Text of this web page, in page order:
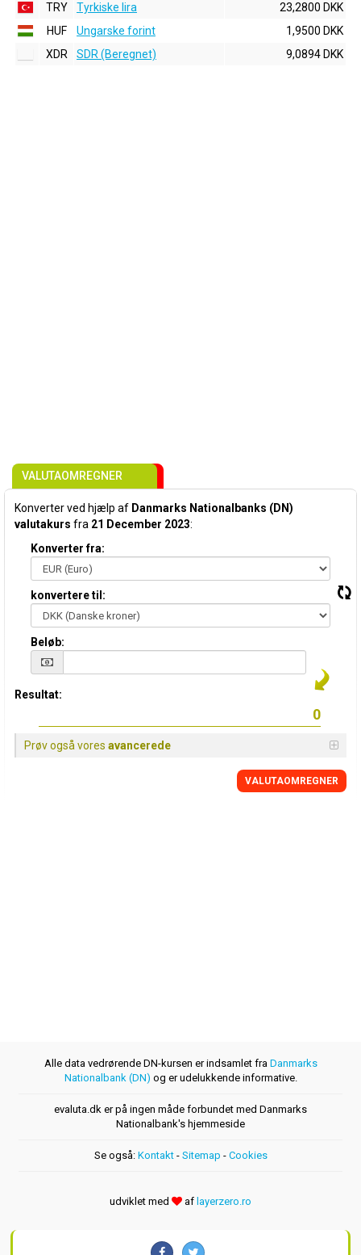
TRY
Tyrkiske lira
23,2800 DKK
HUF
Ungarske forint
1,9500 DKK
XDR
SDR (Beregnet) 9,0894 DKK
VALUTAOMREGNER
Konverter ved hjælp af Danmarks Nationalbanks (DN)
valutakurs fra 21 December 2023:
Konverter fra:
konvertere til:
Beløb:
Resultat:
Prøv også vores avancerede
VALUTAOMREGNER
Alle data vedrørende DN-kursen er indsamlet fra Danmarks
Nationalbank (DN) og er udelukkende informative.
evaluta.dk er på ingen måde forbundet med Danmarks
Nationalbank's hjemmeside
Se også: Kontakt- Sitemap - Cookies
udviklet med af layerzero.ro